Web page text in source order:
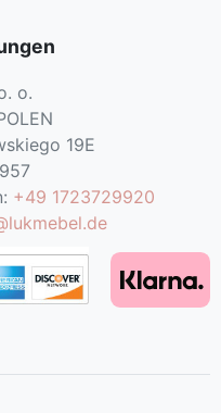
o.
19E
+49 1723729920